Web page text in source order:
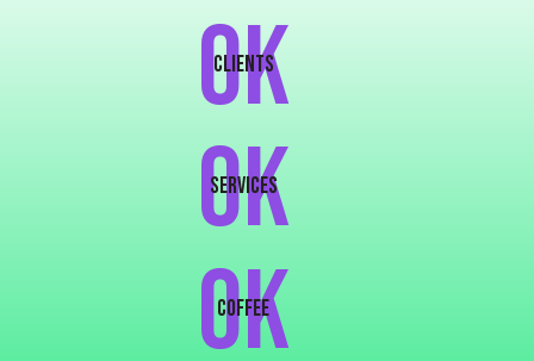
0K
clients
0K
services
0k
COFFEE